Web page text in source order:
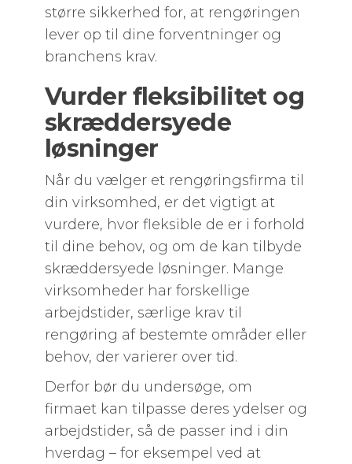
større sikkerhed for, at rengøringen
lever op til dine forventninger og
branchens krav.
Vurder fleksibilitet og
skræddersyede
løsninger
Når du vælger et rengøringsfirma til
din virksomhed, er det vigtigt at
vurdere, hvor fleksible de er i forhold
til dine behov, og om de kan tilbyde
skræddersyede løsninger. Mange
virksomheder har forskellige
arbejdstider, særlige krav til
rengøring af bestemte områder eller
behov, der varierer over tid.
Derfor bør du undersøge, om
firmaet kan tilpasse deres ydelser og
arbejdstider, så de passer ind i din
hverdag – for eksempel ved at